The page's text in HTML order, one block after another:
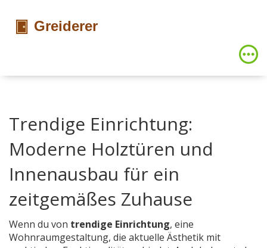
Trendige Einrichtung:
Moderne Holztüren und
Innenausbau für ein
zeitgemäßes Zuhause
Wenn du von trendige Einrichtung, eine
Wohnraumgestaltung, die aktuelle Ästhetik mit